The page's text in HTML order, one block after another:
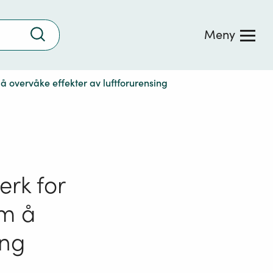
Trykk
søke
Meny
overvåke effekter av luftforurensing
for
å